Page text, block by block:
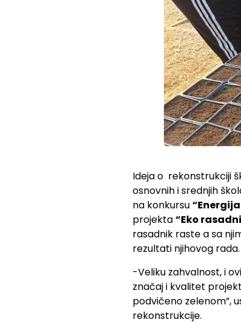
Ideja o rekonstrukciji
osnovnih i srednjih
na konkursu
projekta“Eko
rasadnik raste a sa
rezultati njihovog rada.
-Veliku zahvalnost, i
značaj i kvalitet
podvičeno zelenom”,
rekonstrukcije.